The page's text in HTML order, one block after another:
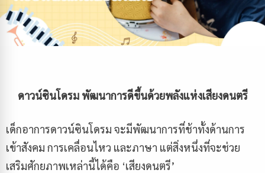
ดาวน์ซินโดรม พัฒนาการดีขึ้นด้วยพลังแห่งเสียงดนตรี
เด็กอาการดาวน์ซินโดรม จะมีพัฒนาการที่ช้าทั้งด้านการ
เข้าสังคม การเคลื่อนไหว และภาษา แต่สิ่งหนึ่งที่จะช่วย
เสริมศักยภาพเหล่านี้ได้คือ ‘เสียงดนตรี’